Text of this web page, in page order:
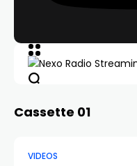
Cassette 01
VIDEOS